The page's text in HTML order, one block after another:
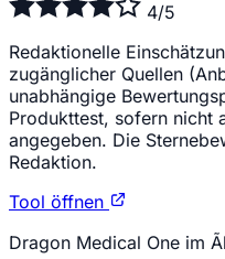
4/5
Redaktionelle
zugänglicher Quellen
unabhängige
Produkttest, sofern nicht
angegeben. Die
Redaktion.
Tool öffnen
Dragon Medical One im